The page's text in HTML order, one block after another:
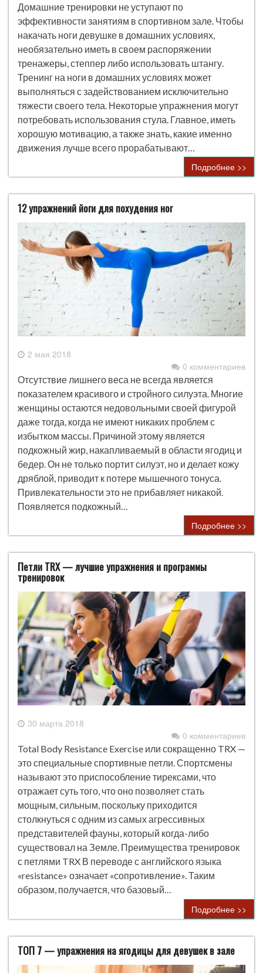
Домашние тренировки не уступают по
эффективности занятиям в спортивном зале. Чтобы
накачать ноги девушке в домашних условиях,
необязательно иметь в своем распоряжении
тренажеры, степпер либо использовать штангу.
Тренинг на ноги в домашних условиях может
выполняться с задействованием исключительно
тяжести своего тела. Некоторые упражнения могут
потребовать использования стула. Главное, иметь
хорошую мотивацию, а также знать, какие именно
движения лучше всего прорабатывают…
Подробнее >>
12 упражнений йоги для похудения ног
2 мая 2018
0 комментариев
Отсутствие лишнего веса не всегда является
показателем красивого и стройного силуэта. Многие
женщины остаются недовольными своей фигурой
даже тогда, когда не имеют никаких проблем с
избытком массы. Причиной этому является
подкожный жир, накапливаемый в области ягодиц и
бедер. Он не только портит силуэт, но и делает кожу
дряблой, приводит к потере мышечного тонуса.
Привлекательности это не прибавляет никакой.
Появляется подкожный…
Подробнее >>
Петли TRX — лучшие упражнения и программы
тренировок
30 марта 2018
0 комментариев
Total Body Resistance Exercise или сокращенно TRX —
это специальные спортивные петли. Спортсмены
называют это приспособление тирексами, что
отражает суть того, что оно позволяет стать
мощным, сильным, поскольку приходится
столкнуться с одним из самых агрессивных
представителей фауны, который когда-либо
существовал на Земле. Преимущества тренировок
с петлями TRX В переводе с английского языка
«resistance» означает «сопротивление». Таким
образом, получается, что базовый…
Подробнее >>
ТОП 7 — упражнения на ягодицы для девушек в зале